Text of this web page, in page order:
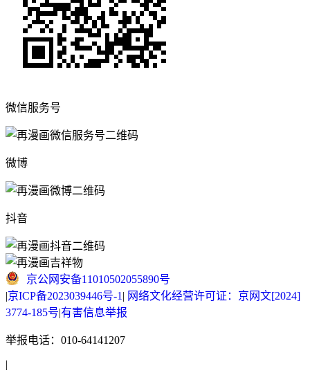
微信服务号
微博
抖音
京公网安备11010502055890号
|京ICP备2023039446号-1 | 网络文化经营许可证：京网文[2024]
3774-185号|有害信息举报
举报电话：010-64141207
|